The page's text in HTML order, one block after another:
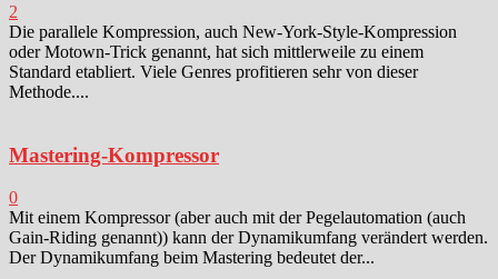
2
Die parallele Kompression, auch New-York-Style-Kompression
oder Motown-Trick genannt, hat sich mittlerweile zu einem
Standard etabliert. Viele Genres profitieren sehr von dieser
Methode....
Mastering-Kompressor
0
Mit einem Kompressor (aber auch mit der Pegelautomation (auch
Gain-Riding genannt)) kann der Dynamikumfang verändert werden.
Der Dynamikumfang beim Mastering bedeutet der...